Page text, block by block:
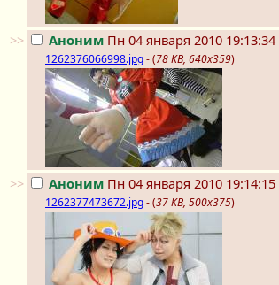
>> Аноним Пн 04 января 2010 19:13:34
1262376066998.jpg- (78 KB, 640x359)
>> Аноним Пн 04 января 2010 19:14:15
1262377473672.jpg- (37 KB, 500x375)